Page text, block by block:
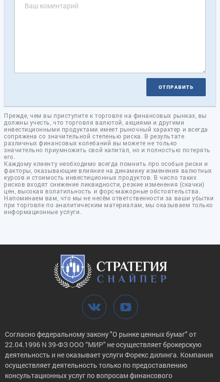
ОТПРАВИТЬ
Прежде, чем вы приступите к торговле на финансовых рынках, вы
должны учесть, что торговля валютой, акциями и другими
инвестиционными продуктами имеет рыночный характер и всегда
сопряжена со значительной степенью риска. В результате
различных финансовых колебаний вы можете не только
значительно приумножить свой капитал, но и полностью потерять
его.
Каждому клиенту необходимо всегда помнить про особые риски и
факторы, оказывающие влияние на динамику изменения валютных
курсов и стоимость инвестиционных продуктов. В число таких
рисков входят снижение ликвидности, резкие изменения (скачки)
цен, высокая волатильность и форс-мажорные обстоятельства.
Напоминаем вам, что мы не несём ответственности за ваши убытки
при торговле по аналитическим материалам, мы оказываем только
информационные услуги.
Согласно федеральному закону "О рынке ценных бумаг" от
22.04.1996 N 39-ФЗ ООО “МИР” не осуществляет брокерскую
деятельность и не оказывает услуги Форекс дилинга. Компания
осуществляет деятельность только по предоставлению
консультационных услуг по вопросам финансового